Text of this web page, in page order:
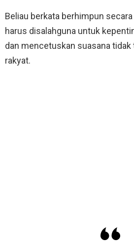
Beliau berkata berhimpun
harus disalahguna untuk
dan mencetuskan suasana tidak
rakyat.